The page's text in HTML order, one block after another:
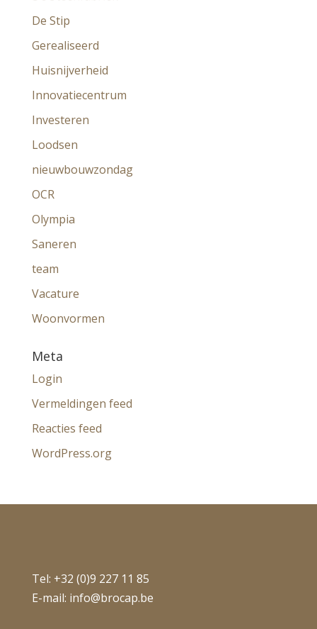
De Stip
Gerealiseerd
Huisnijverheid
Innovatiecentrum
Investeren
Loodsen
nieuwbouwzondag
OCR
Olympia
Saneren
team
Vacature
Woonvormen
Meta
Login
Vermeldingen feed
Reacties feed
WordPress.org
Tel: +32 (0)9 227 11 85
E-mail: info@brocap.be